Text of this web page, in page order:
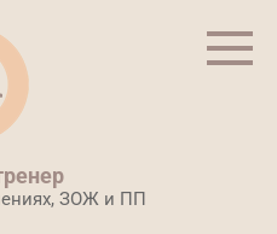
ЗОЖ и ПП